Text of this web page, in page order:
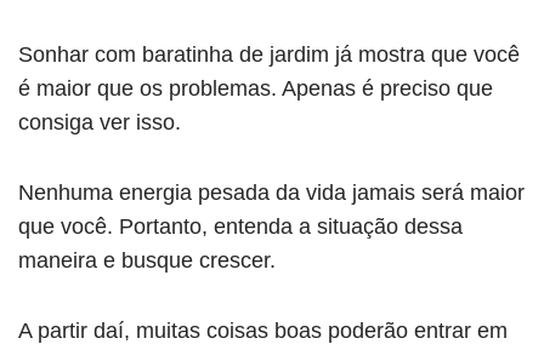
Sonhar com baratinha de jardim já mostra que você
é maior que os problemas. Apenas é preciso que
consiga ver isso.
Nenhuma energia pesada da vida jamais será maior
que você. Portanto, entenda a situação dessa
maneira e busque crescer.
A partir daí, muitas coisas boas poderão entrar em